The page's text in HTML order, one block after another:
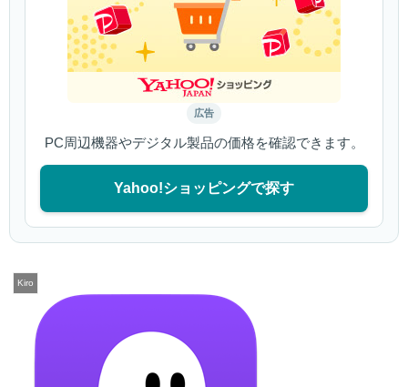
広告
PC周辺機器やデジタル製品の価格を確認できます。
Yahoo!ショッピングで探す
Kiro